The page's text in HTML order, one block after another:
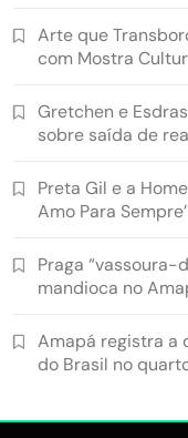
Arte que
com Mostra
Gretchen e
sobre saída de
Preta Gil e a
Amo Para
Praga
mandioca no
Amapá registra a
do Brasil no